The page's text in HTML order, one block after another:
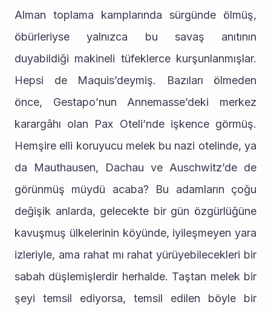
Alman toplama kamplarında sürgünde ölmüş,
öbürleriyse yalnızca bu savaş anıtının
duyabildiği makineli tüfeklerce kurşunlanmışlar.
Hepsi de Maquis’deymiş. Bazıları ölmeden
önce, Gestapo’nun Annemasse’deki merkez
karargâhı olan Pax Oteli’nde işkence görmüş.
Hemşire elli koruyucu melek bu nazi otelinde, ya
da Mauthausen, Dachau ve Auschwitz’de de
görünmüş müydü acaba? Bu adamların çoğu
değişik anlarda, gelecekte bir gün özgürlüğüne
kavuşmuş ülkelerinin köyünde, iyileşmeyen yara
izleriyle, ama rahat mı rahat yürüyebilecekleri bir
sabah düşlemişlerdir herhalde. Taştan melek bir
şeyi temsil ediyorsa, temsil edilen böyle bir